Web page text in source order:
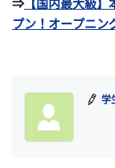
⇒【国内最大級】
プン！オープニン
学